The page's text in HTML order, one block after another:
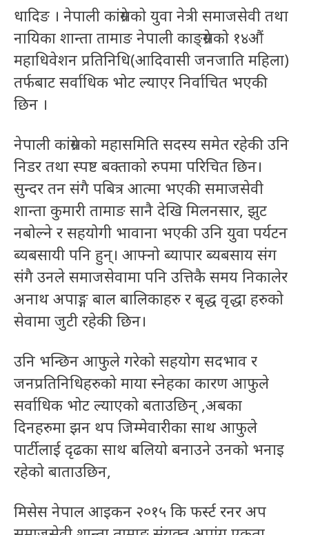
धादिङ । नेपाली कांग्रेसको युवा नेत्री समाजसेवी तथा
नायिका शान्ता तामाङ नेपाली काङ्ग्रेसको १४औं
महाधिवेशन प्रतिनिधि(आदिवासी जनजाति महिला)
तर्फबाट सर्वाधिक भोट ल्याएर निर्वाचित भएकी
छिन ।
नेपाली कांग्रेसको महासमिति सदस्य समेत रहेकी उनि
निडर तथा स्पष्ट बक्ताको रुपमा परिचित छिन।
सुन्दर तन संगै पबित्र आत्मा भएकी समाजसेवी
शान्ता कुमारी तामाङ सानै देखि मिलनसार, झुट
नबोल्ने र सहयोगी भावाना भएकी उनि युवा पर्यटन
ब्यबसायी पनि हुन्। आफ्नो ब्यापार ब्यबसाय संग
संगै उनले समाजसेवामा पनि उत्तिकै समय निकालेर
अनाथ अपाङ्ग बाल बालिकाहरु र बृद्ध वृद्धा हरुको
सेवामा जुटी रहेकी छिन।
उनि भन्छिन आफुले गरेको सहयोग सदभाव र
जनप्रतिनिधिहरुको माया स्नेहका कारण आफुले
सर्वाधिक भोट ल्याएको बताउछिन् ,अबका
दिनहरुमा झन थप जिम्मेवारीका साथ आफुले
पार्टीलाई दृढका साथ बलियो बनाउने उनको भनाइ
रहेको बाताउछिन,
मिसेस नेपाल आइकन २०१५ कि फर्स्ट रनर अप